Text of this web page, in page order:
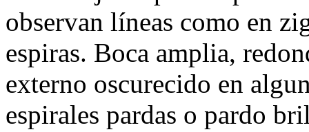
observan líneas como en
espiras. Boca amplia,
externo oscurecido en
espirales pardas o pardo